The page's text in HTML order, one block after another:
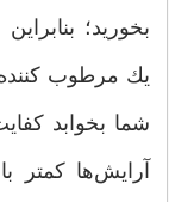
بخورید؛
یك مرطوب
شما بخوابد
آرایش‌ها كمتر